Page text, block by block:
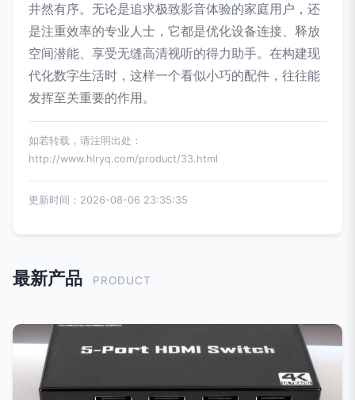
井然有序。无论是追求极致影音体验的家庭用户，还
是注重效率的专业人士，它都是优化设备连接、释放
空间潜能、享受无缝高清视听的得力助手。在构建现
代化数字生活时，这样一个看似小巧的配件，往往能
发挥至关重要的作用。
如若转载，请注明出处：
http://www.hlryq.com/product/33.html
更新时间：2026-08-06 23:35:35
最新产品 PRODUCT